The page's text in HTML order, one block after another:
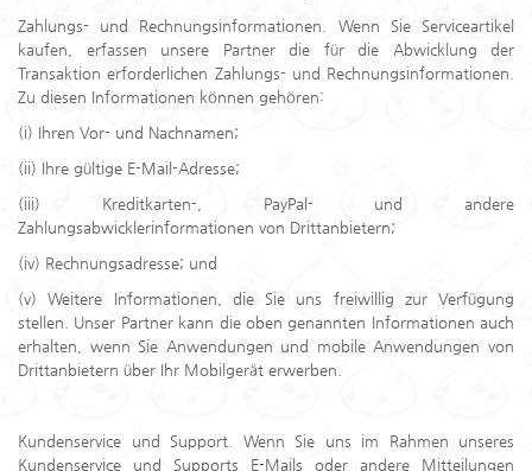
Zahlungs- und Rechnungsinformationen. Wenn Sie Serviceartikel
kaufen, erfassen unsere Partner die für die Abwicklung der
Transaktion erforderlichen Zahlungs- und Rechnungsinformationen.
Zu diesen Informationen können gehören:
(i) Ihren Vor- und Nachnamen;
(ii) Ihre gültige E-Mail-Adresse;
(iii) Kreditkarten-, PayPal- und andere
Zahlungsabwicklerinformationen von Drittanbietern;
(iv) Rechnungsadresse; und
(v) Weitere Informationen, die Sie uns freiwillig zur Verfügung
stellen. Unser Partner kann die oben genannten Informationen auch
erhalten, wenn Sie Anwendungen und mobile Anwendungen von
Drittanbietern über Ihr Mobilgerät erwerben.
Kundenservice und Support. Wenn Sie uns im Rahmen unseres
Kundenservice und Supports E-Mails oder andere Mitteilungen